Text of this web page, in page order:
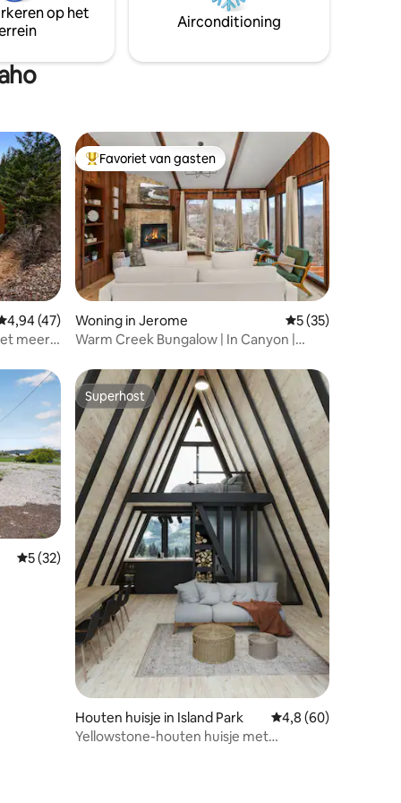
of
onvergetelijke reis met je beste
vrienden, Grandview Getaway heeft
op het
Airconditioning
beoordeling van 4,94 uit 5, 47 recensies
4,94 (47)
meer +
Topfavoriet van gasten
Favoriet van gasten
Woning in Jerome Gemiddelde
5 (35)
Warm Creek Bungalow | In Canyon |
Gemiddelde beoordeling van 5 uit 5, 32 recensies
5 (32)
Superhost
Superhost
Houten huisje in Island Park Gemiddelde
4,8 (60)
Yellowstone-houten huisje met